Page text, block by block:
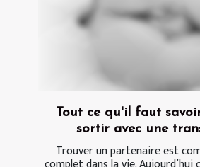
Tout ce qu'il faut
sortir avec une
Trouver un partenaire est